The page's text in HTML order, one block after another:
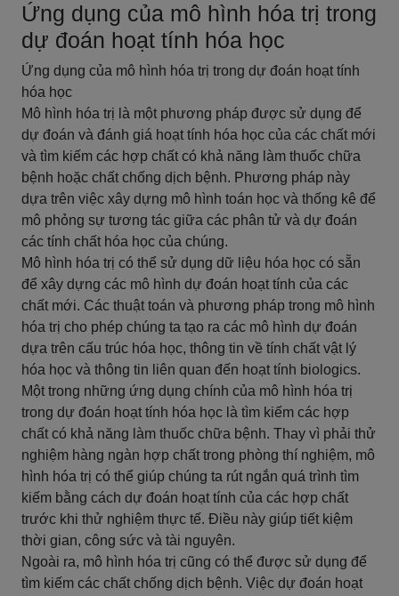
Ứng dụng của mô hình hóa trị trong
dự đoán hoạt tính hóa học
Ứng dụng của mô hình hóa trị trong dự đoán hoạt tính
hóa học
Mô hình hóa trị là một phương pháp được sử dụng để
dự đoán và đánh giá hoạt tính hóa học của các chất mới
và tìm kiếm các hợp chất có khả năng làm thuốc chữa
bệnh hoặc chất chống dịch bệnh. Phương pháp này
dựa trên việc xây dựng mô hình toán học và thống kê để
mô phỏng sự tương tác giữa các phân tử và dự đoán
các tính chất hóa học của chúng.
Mô hình hóa trị có thể sử dụng dữ liệu hóa học có sẵn
để xây dựng các mô hình dự đoán hoạt tính của các
chất mới. Các thuật toán và phương pháp trong mô hình
hóa trị cho phép chúng ta tạo ra các mô hình dự đoán
dựa trên cấu trúc hóa học, thông tin về tính chất vật lý
hóa học và thông tin liên quan đến hoạt tính biologics.
Một trong những ứng dụng chính của mô hình hóa trị
trong dự đoán hoạt tính hóa học là tìm kiếm các hợp
chất có khả năng làm thuốc chữa bệnh. Thay vì phải thử
nghiệm hàng ngàn hợp chất trong phòng thí nghiệm, mô
hình hóa trị có thể giúp chúng ta rút ngắn quá trình tìm
kiếm bằng cách dự đoán hoạt tính của các hợp chất
trước khi thử nghiệm thực tế. Điều này giúp tiết kiệm
thời gian, công sức và tài nguyên.
Ngoài ra, mô hình hóa trị cũng có thể được sử dụng để
tìm kiếm các chất chống dịch bệnh. Việc dự đoán hoạt